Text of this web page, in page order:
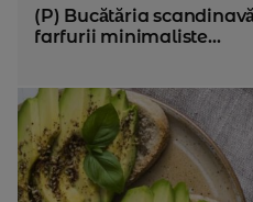
(P) Bucătăria
farfurii minimaliste...